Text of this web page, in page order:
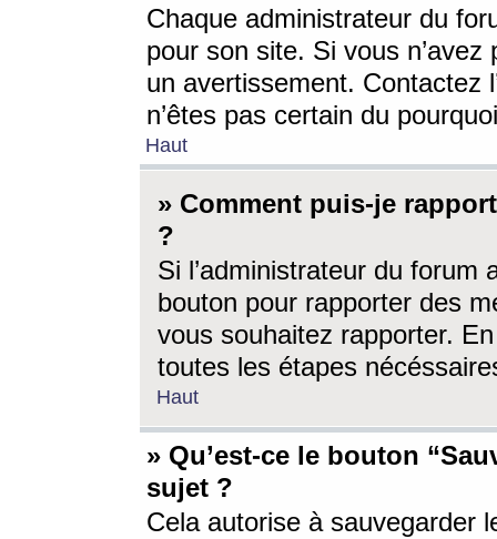
Chaque administrateur du
pour son site. Si vous
un avertissement. Contactez
n’êtes pas certain du
Haut
» Comment puis-je
?
Si l’administrateur du forum
bouton pour rapporter des
vous souhaitez rapporter.
toutes les étapes
Haut
» Qu’est-ce le bouton
sujet ?
Cela autorise à sauvegarder